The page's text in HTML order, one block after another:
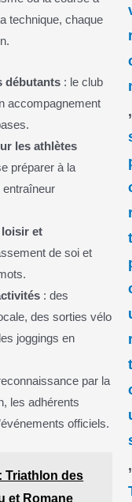
technique, chaque
débutants : le club
accompagnement
les athlètes
préparer à la
entraîneur
loisir et
de soi et
: des
des sorties vélo
joggings en
par la
les adhérents
officiels.
Triathlon des
et Romane
,
,